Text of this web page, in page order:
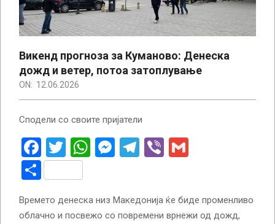
Викенд прогноза за Куманово: Денеска
дожд и ветер, потоа затоплување
ON: 12.06.2026
Сподели со своите пријатели
Facebook
Twitter
WhatsApp
Messenger
Telegram
Viber
Share
Времето денеска низ Македонија ќе биде променливо
облачно и посвежо со повремени врнежи од дожд,